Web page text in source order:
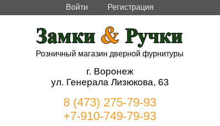
Войти Регистрация
Розничный магазин дверной фурнитуры
г. Воронеж
ул. Генерала Лизюкова, 63
8 (473) 275-79-93
+7-910-749-79-93